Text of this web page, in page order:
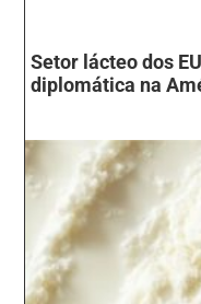
Setor lácteo dos
diplomática na